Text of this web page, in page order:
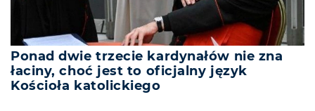
Ponad dwie trzecie kardynałów nie zna
łaciny, choć jest to oficjalny język
Kościoła katolickiego